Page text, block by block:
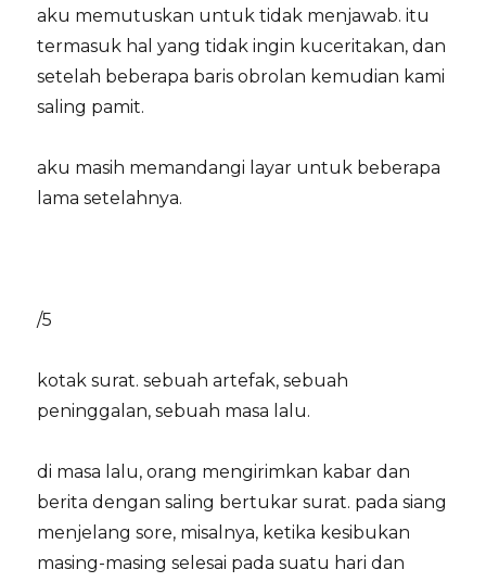
aku memutuskan untuk tidak menjawab. itu
termasuk hal yang tidak ingin kuceritakan, dan
setelah beberapa baris obrolan kemudian kami
saling pamit.
aku masih memandangi layar untuk beberapa
lama setelahnya.
/5
kotak surat. sebuah artefak, sebuah
peninggalan, sebuah masa lalu.
di masa lalu, orang mengirimkan kabar dan
berita dengan saling bertukar surat. pada siang
menjelang sore, misalnya, ketika kesibukan
masing-masing selesai pada suatu hari dan